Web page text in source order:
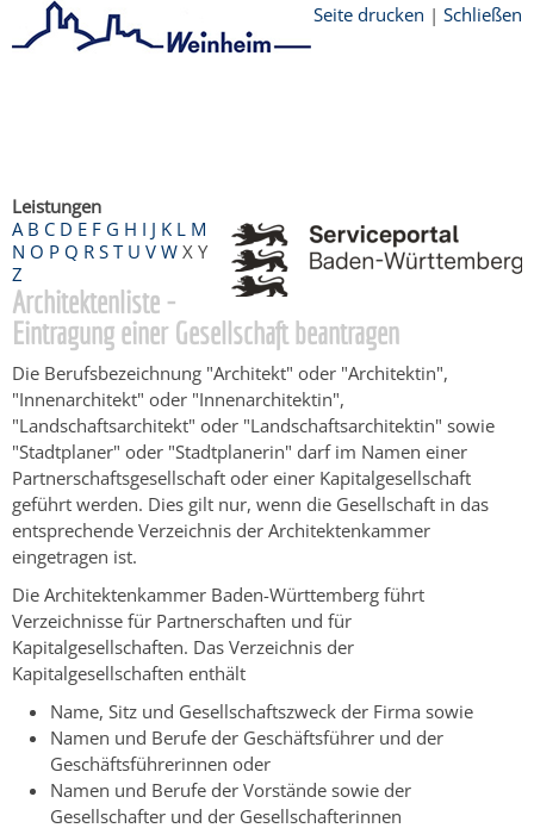
Seite drucken | Schließen
Leistungen
A B C D E F G H I J K L M
N O P Q R S T U V W X Y
Z
Architektenliste -
Eintragung einer Gesellschaft beantragen
Die Berufsbezeichnung "Architekt" oder "Architektin",
"Innenarchitekt" oder "Innenarchitektin",
"Landschaftsarchitekt" oder "Landschaftsarchitektin" sowie
"Stadtplaner" oder "Stadtplanerin" darf im Namen einer
Partnerschaftsgesellschaft oder einer Kapitalgesellschaft
geführt werden. Dies gilt nur, wenn die Gesellschaft in das
entsprechende Verzeichnis der Architektenkammer
eingetragen ist.
Die Architektenkammer Baden-Württemberg führt
Verzeichnisse für Partnerschaften und für
Kapitalgesellschaften. Das Verzeichnis der
Kapitalgesellschaften enthält
Name, Sitz und Gesellschaftszweck der Firma sowie
Namen und Berufe der Geschäftsführer und der
Geschäftsführerinnen oder
Namen und Berufe der Vorstände sowie der
Gesellschafter und der Gesellschafterinnen